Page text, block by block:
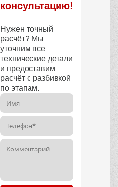
консультацию!
Нужен точный
расчёт? Мы
уточним все
технические детали
и предоставим
расчёт с разбивкой
по этапам.